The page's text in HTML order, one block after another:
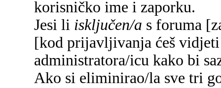
korisničko ime i zaporku.
Jesi li isključen/a s foruma
[kod prijavljivanja ćeš
administratora/icu kako bi
Ako si eliminirao/la sve tri